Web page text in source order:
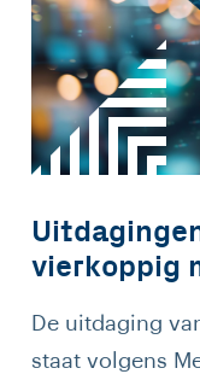
vierkoppig
De uitdaging
staat volgens